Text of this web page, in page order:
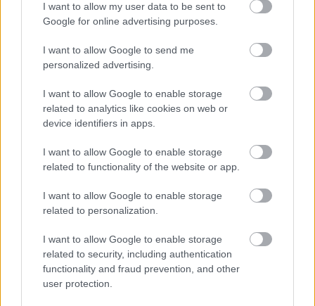
I want to allow my user data to be sent to
Google for online advertising purposes.
I want to allow Google to send me
personalized advertising.
I want to allow Google to enable storage
related to analytics like cookies on web or
device identifiers in apps.
I want to allow Google to enable storage
related to functionality of the website or app.
I want to allow Google to enable storage
related to personalization.
I want to allow Google to enable storage
related to security, including authentication
functionality and fraud prevention, and other
user protection.
vagy valamelyik operában lépek fel, mint ahogy
most júniusban Kalaf szerepét éneklem majd
-jában, vagy koncertet adok, esetleg
én vezénylem az adott koncertet. A fellépéseim után
pedig a barátaimmal szoktam találkozni. Ezek a
látogatások kivétel nélkül a munkáról szólnak, kevés
idő marad városnézésre.
Mikor láthatja ismét a magyar közönség?
Hamarosan. Ahogy már említettem, júniusban a
-ban lépek fel a Margitszigeten. Majd
kezdődik a közös munka a Magyar Rádió Művészeti
Együtteseivel. (José Cura a Magyar Rádió Művészeti
Először saját oratóriumom, azEcce Homo
felvételére
kerül sor, majd az együttműködés részeként
november 13-án VerdiRequiem-jét vezénylem a
Müpá-ban. Szerintem a közönség már megszokta,